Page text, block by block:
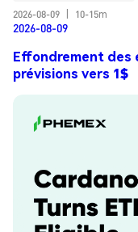
2026-08-09
10-15m
2026-08-09
Effondrement des
prévisions vers 1$